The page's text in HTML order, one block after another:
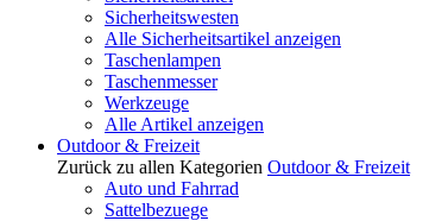
Sicherheitswesten
Alle Sicherheitsartikel anzeigen
Taschenlampen
Taschenmesser
Werkzeuge
Alle Artikel anzeigen
Outdoor & Freizeit
Zurück zu allen Kategorien Outdoor & Freizeit
Auto und Fahrrad
Sattelbezuege